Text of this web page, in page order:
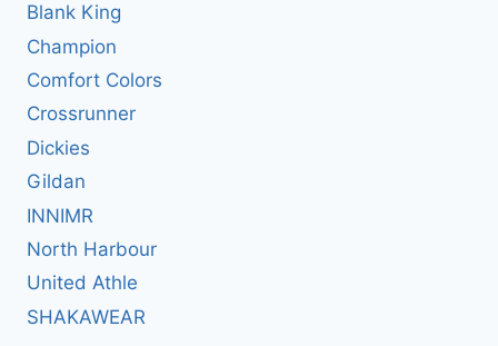
Blank King
Champion
Comfort Colors
Crossrunner
Dickies
Gildan
INNIMR
North Harbour
United Athle
SHAKAWEAR